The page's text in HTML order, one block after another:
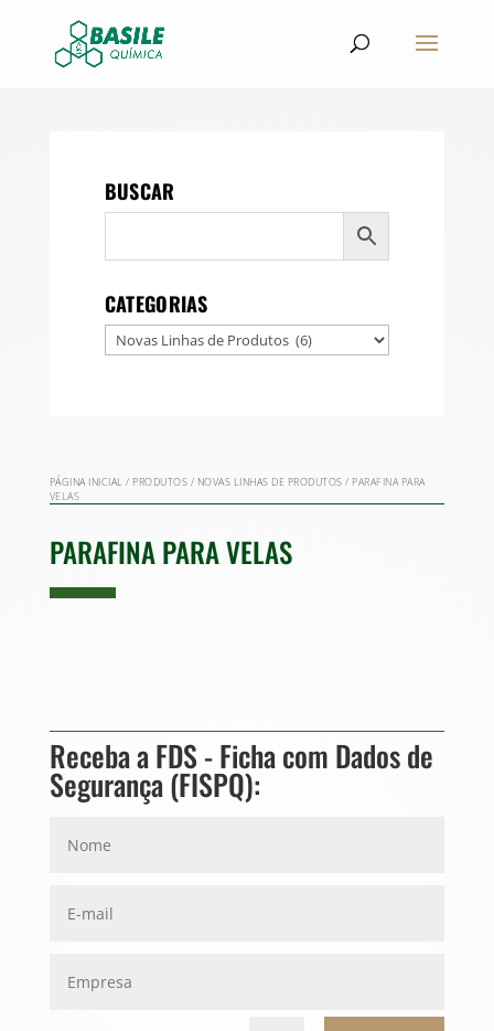
BUSCAR
CATEGORIAS
PÁGINA INICIAL / PRODUTOS / NOVAS LINHAS DE PRODUTOS / PARAFINA PARA
VELAS
PARAFINA PARA VELAS
Receba a FDS - Ficha com Dados de
Segurança (FISPQ):